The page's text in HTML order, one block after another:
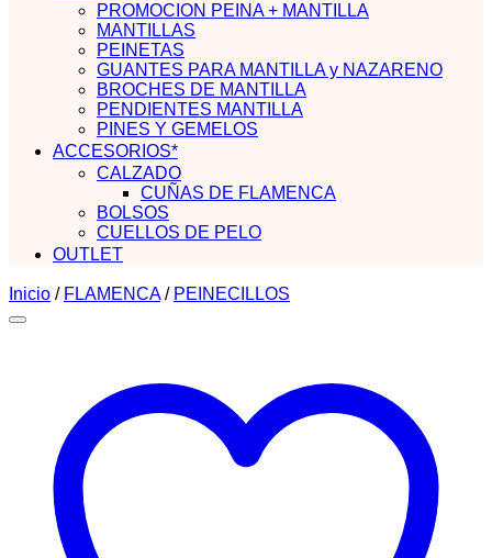
PROMOCION PEINA + MANTILLA
MANTILLAS
PEINETAS
GUANTES PARA MANTILLA y NAZARENO
BROCHES DE MANTILLA
PENDIENTES MANTILLA
PINES Y GEMELOS
ACCESORIOS*
CALZADO
CUÑAS DE FLAMENCA
BOLSOS
CUELLOS DE PELO
OUTLET
Inicio / FLAMENCA / PEINECILLOS